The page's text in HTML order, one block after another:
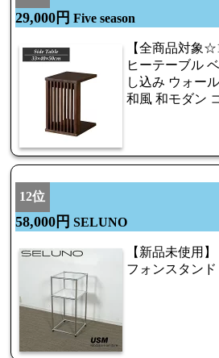
29,000円 Five season
【全商品対象
ヒーテーブル
し込み ウォー
和風 和モダン
12位
58,000円 SELUNO
【新品未使用
フォンスタン